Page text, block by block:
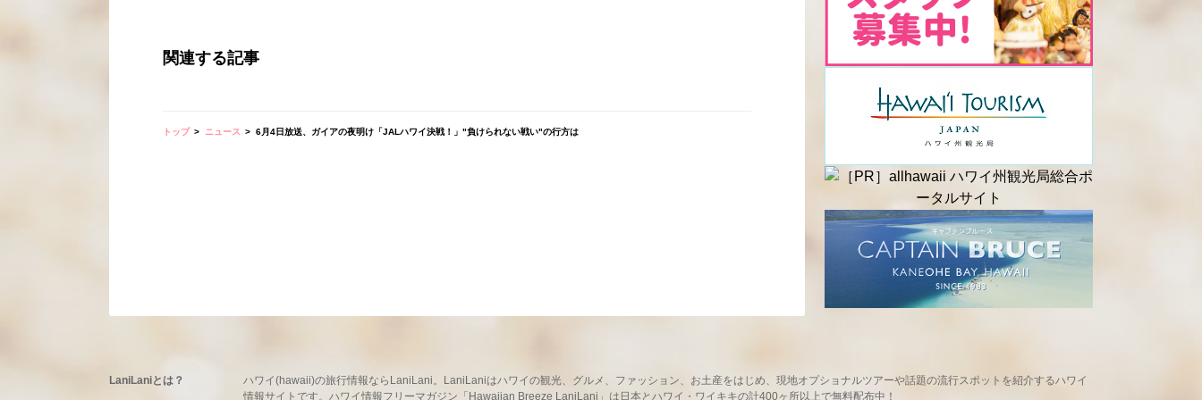
関連する記事
トップ ニュース 6月4日放送、ガイアの夜明け「JALハワイ決戦！」"負けられない戦い"の行方は
LaniLaniとは？
ハワイ(hawaii)の旅行情報ならLaniLani。LaniLaniはハワイの観光、グルメ、ファッション、お土産をはじめ、現地オプショナルツアーや話題の流行スポットを紹介するハワイ
情報サイトです。ハワイ情報フリーマガジン「Hawaiian Breeze LaniLani」は日本とハワイ・ワイキキの計400ヶ所以上で無料配布中！